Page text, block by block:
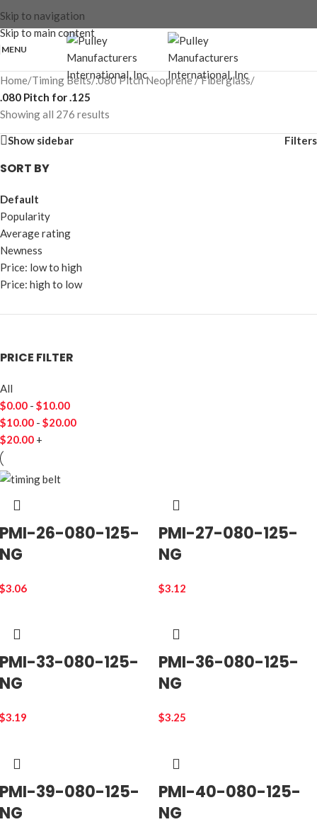
Skip to navigation
Skip to main content
MENU
Home/Timing Belts/.080 Pitch Neoprene / Fiberglass/
.080 Pitch for .125
Showing all 276 results
Show sidebar Filters
SORT BY
Default
Popularity
Average rating
Newness
Price: low to high
Price: high to low
PRICE FILTER
All
$0.00 - $10.00
$10.00 - $20.00
$20.00 +
PMI-26-080-125-
NG
$3.06
PMI-27-080-125-
NG
$3.12
PMI-33-080-125-
NG
$3.19
PMI-36-080-125-
NG
$3.25
PMI-39-080-125-
NG
PMI-40-080-125-
NG